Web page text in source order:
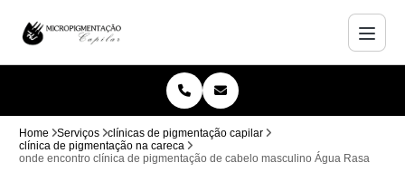
Home Serviços
clínicas de pigmentação capilar
clínica de pigmentação na careca
onde encontro clínica de pigmentação de cabelo masculino Água Rasa